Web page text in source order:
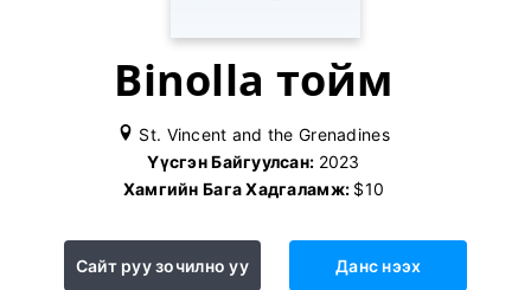
Binolla тойм
St. Vincent and the Grenadines
Үүсгэн Байгуулсан: 2023
Хамгийн Бага Хадгаламж: $10
Сайт руу зочилно уу Данс нээх